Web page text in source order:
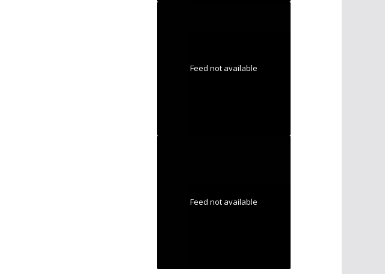
Feed not available
Feed not available